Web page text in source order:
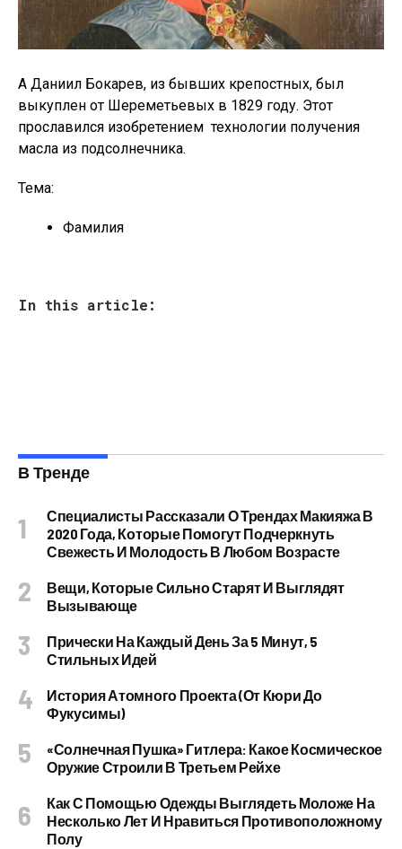
А Даниил Бокарев, из бывших крепостных, был
выкуплен от Шереметьевых в 1829 году. Этот
прославился изобретением технологии получения
масла из подсолнечника.
Тема:
Фамилия
In this article:
В Тренде
Специалисты Рассказали О Трендах Макияжа В
2020 Года, Которые Помогут Подчеркнуть
Свежесть И Молодость В Любом Возрасте
Вещи, Которые Сильно Старят И Выглядят
Вызывающе
Прически На Каждый День За 5 Минут, 5
Стильных Идей
История Атомного Проекта (от Кюри До
Фукусимы)
«Солнечная Пушка» Гитлера: Какое Космическое
Оружие Строили В Третьем Рейхе
Как С Помощью Одежды Выглядеть Моложе На
Несколько Лет И Нравиться Противоположному
Полу